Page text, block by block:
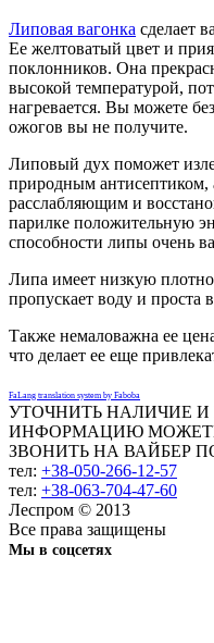
Липовая вагонка сделает
Ее желтоватый цвет и
поклонников. Она
высокой температурой,
нагревается. Вы можете
ожогов вы не получите.
Липовый дух поможет
природным антисептиком,
расслабляющим и
парилке положительную
способности липы очень
Липа имеет низкую
пропускает воду и проста
Также немаловажна ее
что делает ее еще
FaLang translation system by Faboba
УТОЧНИТЬ НАЛИЧИЕ
ИНФОРМАЦИЮ
ЗВОНИТЬ НА ВАЙБЕР
тел: +38-050-266-12-57
тел: +38-063-704-47-60
Леспром © 2013
Все права защищены
Мы в соцсетях